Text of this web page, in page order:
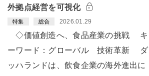
外拠点経営を可視化
特集 総合 2026.01.29
◇価値創造へ、食品産業の挑戦 キ
ーワード：グローバル 技術革新 ダ
ッハランドは、飲食企業の海外進出に